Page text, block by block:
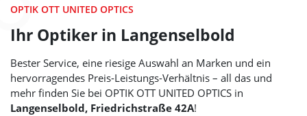
OPTIK OTT UNITED OPTICS
Ihr Optiker in Langenselbold
Bester Service, eine riesige Auswahl an Marken und ein
hervorragendes Preis-Leistungs-Verhältnis – all das und
mehr finden Sie bei OPTIK OTT UNITED OPTICS in
Langenselbold, Friedrichstraße 42A!